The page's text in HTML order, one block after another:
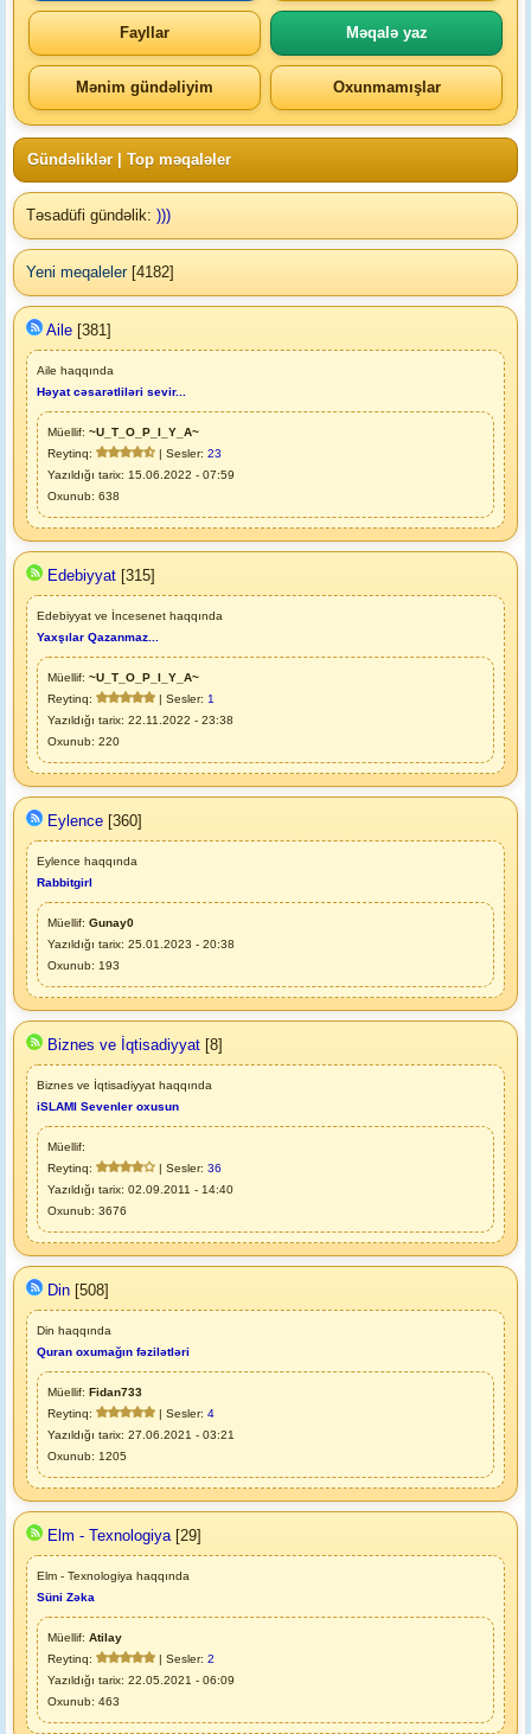
Fayllar Məqalə yaz
Mənim gündəliyim Oxunmamışlar
Gündəliklər | Top məqaləler
Təsadüfi gündəlik: )))
Yeni meqaleler[4182]
Aile [381]
Aile haqqında
Həyat cəsarətliləri sevir...
Müellif: ~U_T_O_P_I_Y_A~
Reytinq:
| Sesler: 23
Yazıldığı tarix: 15.06.2022 - 07:59
Oxunub: 638
Edebiyyat [315]
Edebiyyat ve İncesenet haqqında
Yaxşılar Qazanmaz...
Müellif: ~U_T_O_P_I_Y_A~
Reytinq:
| Sesler: 1
Yazıldığı tarix: 22.11.2022 - 23:38
Oxunub: 220
Eylence [360]
Eylence haqqında
Rabbitgirl
Müellif: Gunay0
Yazıldığı tarix: 25.01.2023 - 20:38
Oxunub: 193
Biznes ve İqtisadiyyat [8]
Biznes ve İqtisadiyyat haqqında
iSLAMI Sevenler oxusun
Müellif:
Reytinq:
| Sesler: 36
Yazıldığı tarix: 02.09.2011 - 14:40
Oxunub: 3676
Din [508]
Din haqqında
Quran oxumağın fəzilətləri
Müellif: Fidan733
Reytinq:
| Sesler: 4
Yazıldığı tarix: 27.06.2021 - 03:21
Oxunub: 1205
Elm - Texnologiya[29]
Elm - Texnologiya haqqında
Süni Zəka
Müellif: Atilay
Reytinq:
| Sesler: 2
Yazıldığı tarix: 22.05.2021 - 06:09
Oxunub: 463